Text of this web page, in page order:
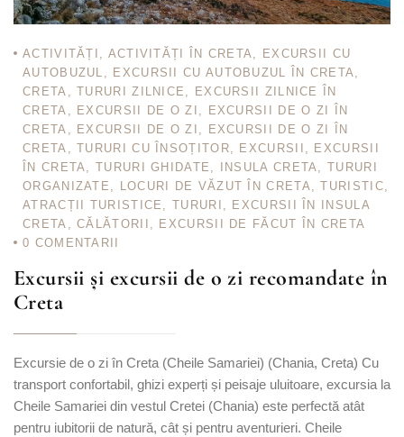
ACTIVITĂȚI , ACTIVITĂȚI ÎN CRETA,
EXCURSII CU
AUTOBUZUL , EXCURSII CU AUTOBUZUL ÎN CRETA,
CRETA ,TURURI ZILNICE ,
EXCURSII ZILNICE ÎN
CRETA , EXCURSII DE O ZI ,
EXCURSII DE O ZI ÎN
CRETA , EXCURSII DE O ZI ,
EXCURSII DE O ZI ÎN
CRETA ,TURURI CU ÎNSOȚITOR, EXCURSII , EXCURSII
ÎN CRETA,TURURI GHIDATE , INSULA CRETA,TURURI
ORGANIZATE , LOCURI DE VĂZUT ÎN CRETA,TURISTIC,
ATRACȚII TURISTICE ,TURURI , EXCURSII ÎN INSULA
CRETA ,CĂLĂTORII , EXCURSII DE FĂCUT ÎN CRETA
0 COMENTARII
Excursii și excursii de o zi recomandate în
Creta
Excursie de o zi în Creta (Cheile Samariei) (Chania, Creta) Cu
transport confortabil, ghizi experți și peisaje uluitoare, excursia la
Cheile Samariei din vestul Cretei (Chania) este perfectă atât
pentru iubitorii de natură, cât și pentru aventurieri. Cheile